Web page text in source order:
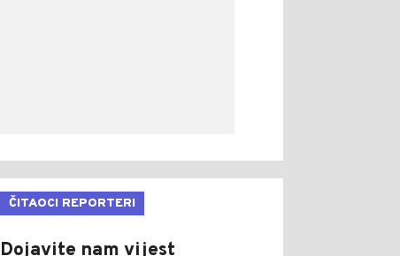
ČITAOCI REPORTERI
Dojavite nam vijest